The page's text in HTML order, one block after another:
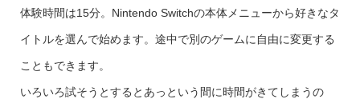
体験時間は15分。Nintendo Switchの本体メニューから好きなタ
イトルを選んで始めます。途中で別のゲームに自由に変更する
こともできます。
いろいろ試そうとするとあっという間に時間がきてしまうの